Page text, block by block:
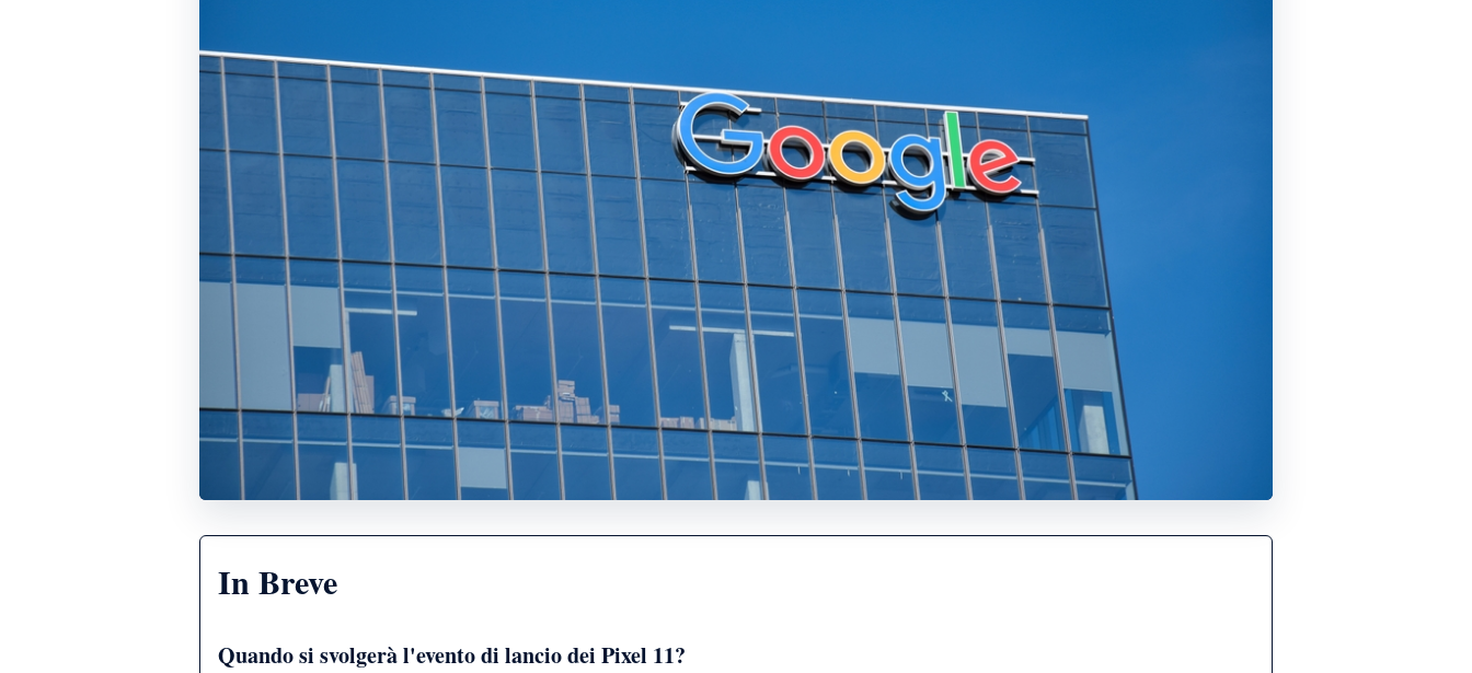
In Breve
Quando si svolgerà l'evento di lancio dei Pixel 11?